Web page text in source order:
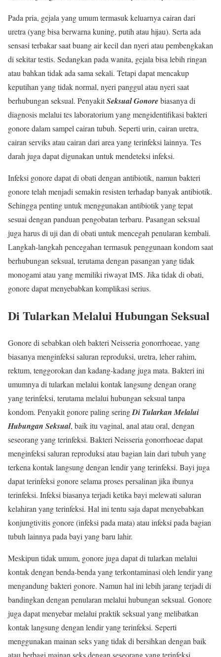
Pada pria, gejala yang umum termasuk keluarnya cairan dari
uretra (yang bisa berwarna kuning, putih atau hijau). Serta ada
sensasi terbakar saat buang air kecil dan nyeri atau pembengkakan
di sekitar testis. Sedangkan pada wanita, gejala bisa lebih ringan
atau bahkan tidak ada sama sekali. Tetapi dapat mencakup
keputihan yang tidak normal, nyeri panggul atau nyeri saat
berhubungan seksual. PenyakitSeksual Gonorebiasanya di
diagnosis melalui tes laboratorium yang mengidentifikasi bakteri
gonore dalam sampel cairan tubuh. Seperti urin, cairan uretra,
cairan serviks atau cairan dari area yang terinfeksi lainnya. Tes
darah juga dapat digunakan untuk mendeteksi infeksi.
Infeksi gonore dapat di obati dengan antibiotik, namun bakteri
gonore telah menjadi semakin resisten terhadap banyak antibiotik.
Sehingga penting untuk menggunakan antibiotik yang tepat
sesuai dengan panduan pengobatan terbaru. Pasangan seksual
juga harus di uji dan di obati untuk mencegah penularan kembali.
Langkah-langkah pencegahan termasuk penggunaan kondom saat
berhubungan seksual, terutama dengan pasangan yang tidak
monogami atau yang memiliki riwayat IMS. Jika tidak di obati,
gonore dapat menyebabkan komplikasi serius.
Di Tularkan Melalui Hubungan Seksual
Gonore di sebabkan oleh bakteri Neisseria gonorrhoeae, yang
biasanya menginfeksi saluran reproduksi, uretra, leher rahim,
rektum, tenggorokan dan kadang-kadang juga mata. Bakteri ini
umumnya di tularkan melalui kontak langsung dengan orang
yang terinfeksi, terutama melalui hubungan seksual tanpa
kondom. Penyakit gonore paling seringDi Tularkan Melalui
Hubungan Seksual, baik itu vaginal, anal atau oral, dengan
seseorang yang terinfeksi. Bakteri Neisseria gonorrhoeae dapat
menginfeksi saluran reproduksi atau bagian lain dari tubuh yang
terkena kontak langsung dengan lendir yang terinfeksi. Bayi juga
dapat terinfeksi gonore selama proses persalinan jika ibunya
terinfeksi. Infeksi biasanya terjadi ketika bayi melewati saluran
kelahiran yang terinfeksi. Hal ini tentu saja dapat menyebabkan
konjungtivitis gonore (infeksi pada mata) atau infeksi pada bagian
tubuh lainnya pada bayi yang baru lahir.
Meskipun tidak umum, gonore juga dapat di tularkan melalui
kontak dengan benda-benda yang terkontaminasi oleh lendir yang
mengandung bakteri gonore. Namun hal ini lebih jarang terjadi di
bandingkan dengan penularan melalui hubungan seksual. Gonore
juga dapat menyebar melalui praktik seksual yang melibatkan
kontak langsung dengan lendir yang terinfeksi. Seperti
menggunakan mainan seks yang tidak di bersihkan dengan baik
atau berbagi mainan seks dengan seseorang yang terinfeksi.